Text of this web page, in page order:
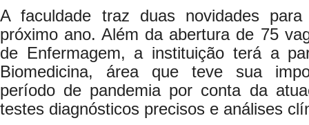
A faculdade traz duas novidades
próximo ano. Além da abertura de 75
de Enfermagem, a instituição terá a
Biomedicina, área que teve sua
período de pandemia por conta da
testes diagnósticos precisos e análises